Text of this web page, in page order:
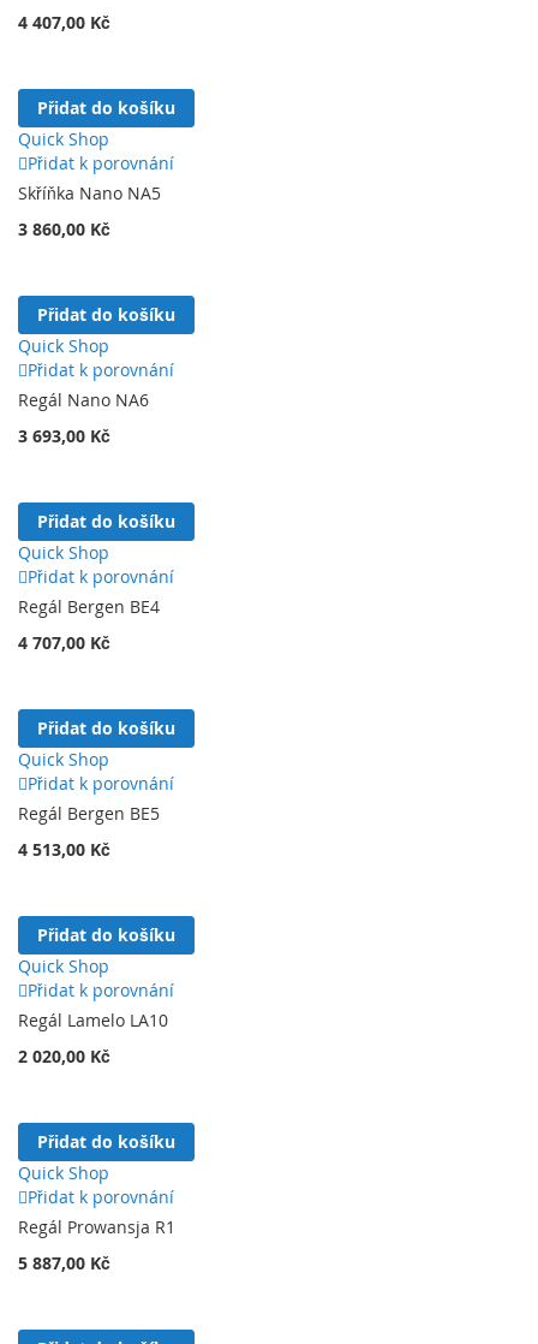
4 407,00 Kč
Přidat do košíku
Quick Shop
Přidat k porovnání
Skříňka Nano NA5
3 860,00 Kč
Přidat do košíku
Quick Shop
Přidat k porovnání
Regál Nano NA6
3 693,00 Kč
Přidat do košíku
Quick Shop
Přidat k porovnání
Regál Bergen BE4
4 707,00 Kč
Přidat do košíku
Quick Shop
Přidat k porovnání
Regál Bergen BE5
4 513,00 Kč
Přidat do košíku
Quick Shop
Přidat k porovnání
Regál Lamelo LA10
2 020,00 Kč
Přidat do košíku
Quick Shop
Přidat k porovnání
Regál Prowansja R1
5 887,00 Kč